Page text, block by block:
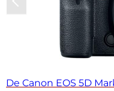
De Canon EOS 5D